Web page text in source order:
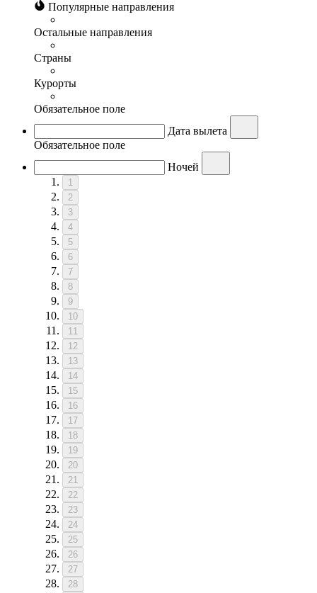
Популярные направления
Остальные направления
Страны
Курорты
Обязательное поле
Дата вылета
Обязательное поле
Ночей
1
2
3
4
5
6
7
8
9
10
11
12
13
14
15
16
17
18
19
20
21
22
23
24
25
26
27
28